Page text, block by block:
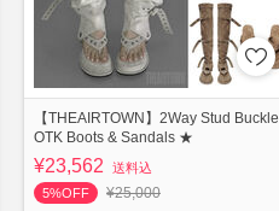
【THEAIRTOWN】2Way Stud Buckle
OTK Boots & Sandals ★
¥23,562
送料込
5%OFF
¥25,000